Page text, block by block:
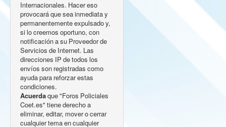
Internacionales. Hacer eso
provocará que sea inmediata y
permanentemente expulsado y,
si lo creemos oportuno, con
notificación a su Proveedor de
Servicios de Internet. Las
direcciones IP de todos los
envíos son registradas como
ayuda para reforzar estas
condiciones.
Acuerda que "Foros Policiales
Coet.es" tiene derecho a
eliminar, editar, mover o cerrar
cualquier tema en cualquier